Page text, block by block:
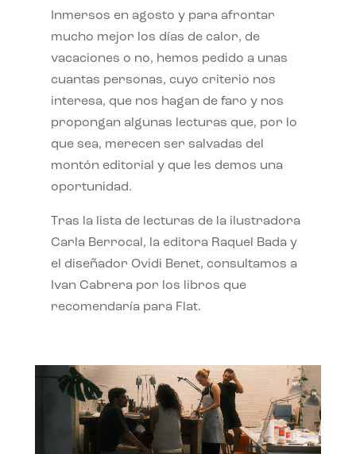
Inmersos en agosto y para afrontar
mucho mejor los días de calor, de
vacaciones o no, hemos pedido a unas
cuantas personas, cuyo criterio nos
interesa, que nos hagan de faro y nos
propongan algunas lecturas que, por lo
que sea, merecen ser salvadas del
montón editorial y que les demos una
oportunidad.
Tras la lista de lecturas de la ilustradora
Carla Berrocal, la editora Raquel Bada y
el diseñador Ovidi Benet, consultamos a
Ivan Cabrera por los libros que
recomendaría para Flat.